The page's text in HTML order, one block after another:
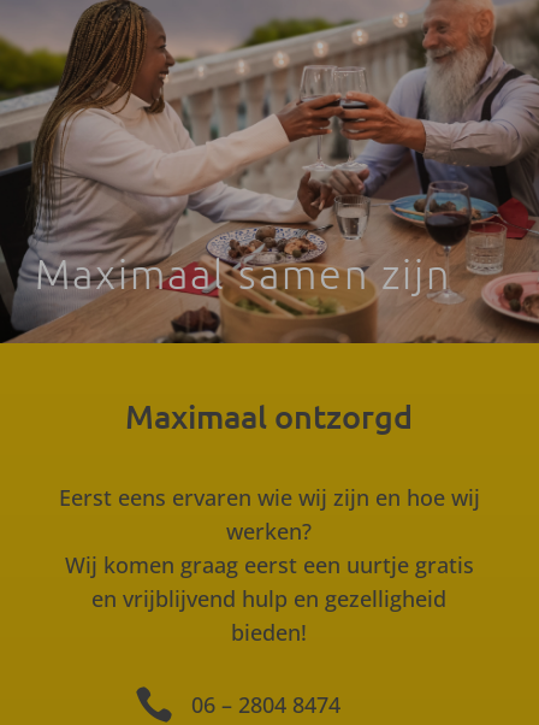
Maximaal samen zijn
Maximaal ontzorgd
Eerst eens ervaren wie wij zijn en hoe wij
werken?
Wij komen graag eerst een uurtje gratis
en vrijblijvend hulp en gezelligheid
bieden!
 06 – 2804 8474